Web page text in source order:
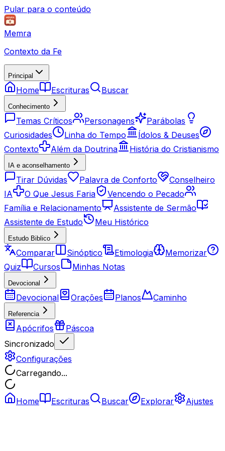
Pular para o conteúdo
Memra
Contexto da Fe
Principal
Home Escrituras Buscar
Conhecimento
Temas Críticos Personagens
Parábolas
Curiosidades
Linha do Tempo
Ídolos & Deuses
Contexto
Além da Doutrina História do Cristianismo
IA e aconselhamento
Tirar Dúvidas Palavra de Conforto
Conselheiro
IA
O Que Jesus Faria
Vencendo o Pecado
Família e Relacionamento
Assistente de Sermão
Assistente de Estudo
Meu Histórico
Estudo Biblico
Comparar Sinóptico Etimologia
Memorizar
Quiz
Cursos Minhas Notas
Devocional
Devocional Orações Planos Caminho
Referencia
Apócrifos
Páscoa
Sincronizado
Configurações
Carregando...
Home Escrituras Buscar Explorar Ajustes